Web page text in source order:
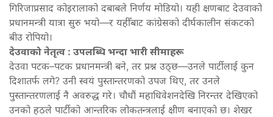
गिरिजाप्रसाद कोइरालाको दबाबले निर्णय मोडियो। यही क्षणबाट देउवाको
प्रधानमन्त्री यात्रा सुरु भयो—र यहीँबाट कांग्रेसको दीर्घकालीन संकटको
बीउ रोपियो।
देउवाको नेतृत्व : उपलब्धि भन्दा भारी सीमाहरू
देउवा पटक–पटक प्रधानमन्त्री बने, तर प्रश्न उठ्छ—उनले पार्टीलाई कुन
दिशातर्फ लगे? उनी स्वयं पुस्तान्तरणको उपज थिए, तर उनले
पुस्तान्तरणलाई नै अवरुद्ध गरे। चौधौं महाधिवेशनदेखि निरन्तर देखिएको
उनको हठले पार्टीको आन्तरिक लोकतन्त्रलाई क्षीण बनाएको छ। शेखर